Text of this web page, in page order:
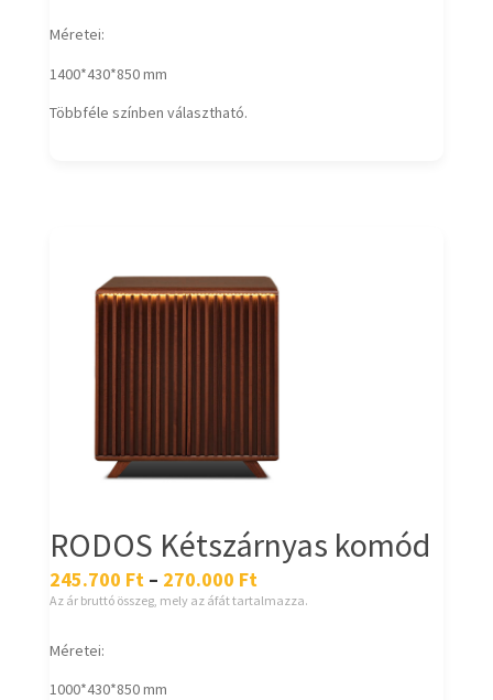
Méretei:
1400*430*850 mm
Többféle színben választható.
RODOS Kétszárnyas komód
245.700 Ft – 270.000 Ft
Az ár bruttó összeg, mely az áfát tartalmazza.
Méretei:
1000*430*850 mm